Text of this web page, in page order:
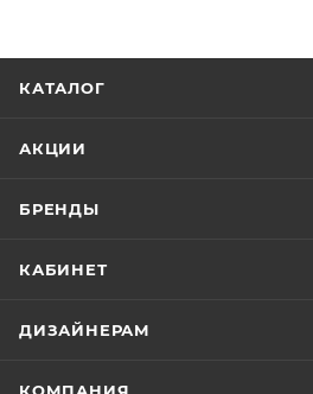
КАТАЛОГ
АКЦИИ
БРЕНДЫ
КАБИНЕТ
ДИЗАЙНЕРАМ